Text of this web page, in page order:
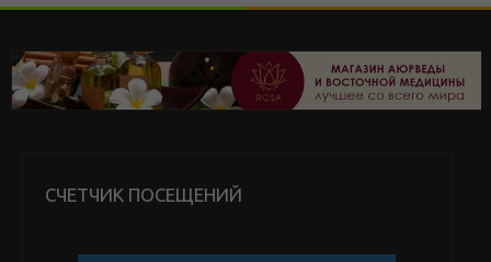
СЧЕТЧИК ПОСЕЩЕНИЙ